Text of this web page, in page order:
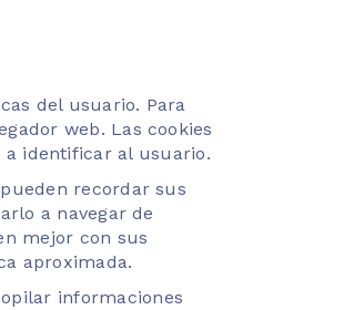
del usuario. Para
web. Las cookies
a identificar al usuario.
recordar sus
a navegar de
mejor con sus
aproximada.
informaciones